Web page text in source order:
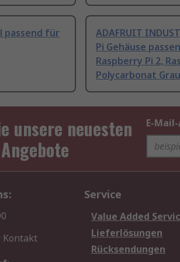
passend für
ADAFRUIT
Pi Gehäuse
Raspberry Pi 2,
Polycarbonat
unsere neuesten
E-
Kontakt
Service
Value Added
Lieferlösungen
Rücksendungen